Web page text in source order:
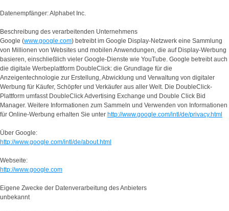
Datenempfänger: Alphabet Inc.
Beschreibung des verarbeitenden Unternehmens
Google (www.google.com) betreibt im Google Display-Netzwerk eine Sammlung
von Millionen von Websites und mobilen Anwendungen, die auf Display-Werbung
basieren, einschließlich vieler Google-Dienste wie YouTube. Google betreibt auch
die digitale Werbeplattform DoubleClick: die Grundlage für die
Anzeigentechnologie zur Erstellung, Abwicklung und Verwaltung von digitaler
Werbung für Käufer, Schöpfer und Verkäufer aus aller Welt. Die DoubleClick-
Plattform umfasst DoubleClick Advertising Exchange und Double Click Bid
Manager. Weitere Informationen zum Sammeln und Verwenden von Informationen
für Online-Werbung erhalten Sie unter http://www.google.com/intl/de/privacy.html
Über Google:
http://www.google.com/intl/de/about.html
Webseite:
http://www.google.com
Eigene Zwecke der Datenverarbeitung des Anbieters
unbekannt